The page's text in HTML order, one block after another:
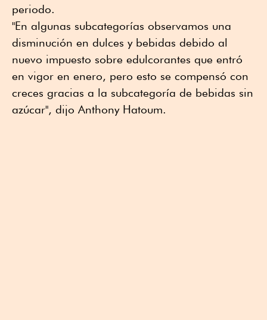
periodo.
"En algunas subcategorías observamos una
disminución en dulces y bebidas debido al
nuevo impuesto sobre edulcorantes que entró
en vigor en enero, pero esto se compensó con
creces gracias a la subcategoría de bebidas sin
azúcar", dijo Anthony Hatoum.